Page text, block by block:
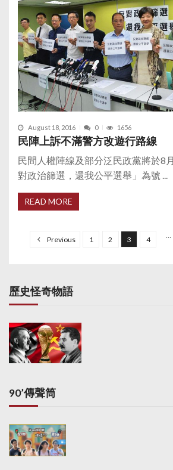
August 18, 2016 0 1656
民陣上訴不滿警方改遊行路線
民間人權陣線及部分泛民政黨將於8
對政治篩選，還我公平選舉」為號 ...
READ MORE
s
p
a
g
i
a
t
i
o
n
Previous 1 2 3 4
歷史怪奇物語
90’傳聲筒